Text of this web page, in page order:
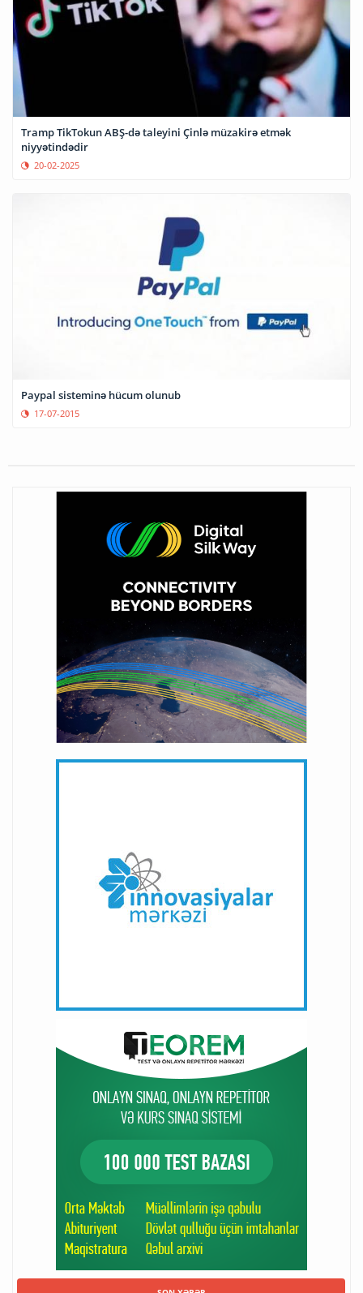
Tramp TikTokun ABŞ-də taleyini Çinlə müzakirə etmək
niyyətindədir
20-02-2025
Paypal sisteminə hücum olunub
17-07-2015